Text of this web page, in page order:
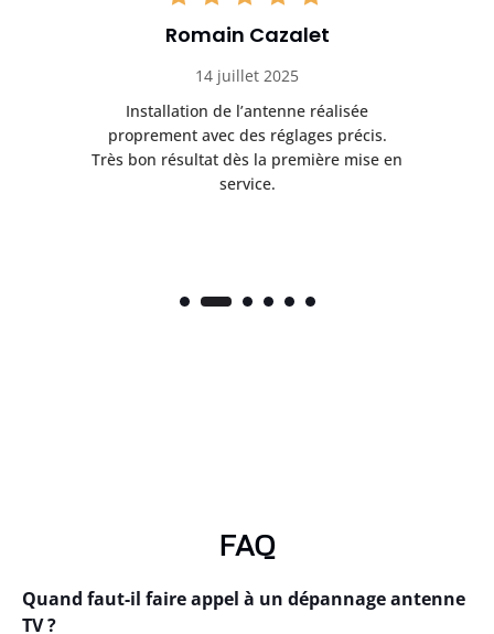
Romain Cazalet
14 juillet 2025
Installation de l’antenne réalisée
proprement avec des réglages précis.
Très bon résultat dès la première mise en
service.
FAQ
Quand faut-il faire appel à un dépannage antenne
TV ?